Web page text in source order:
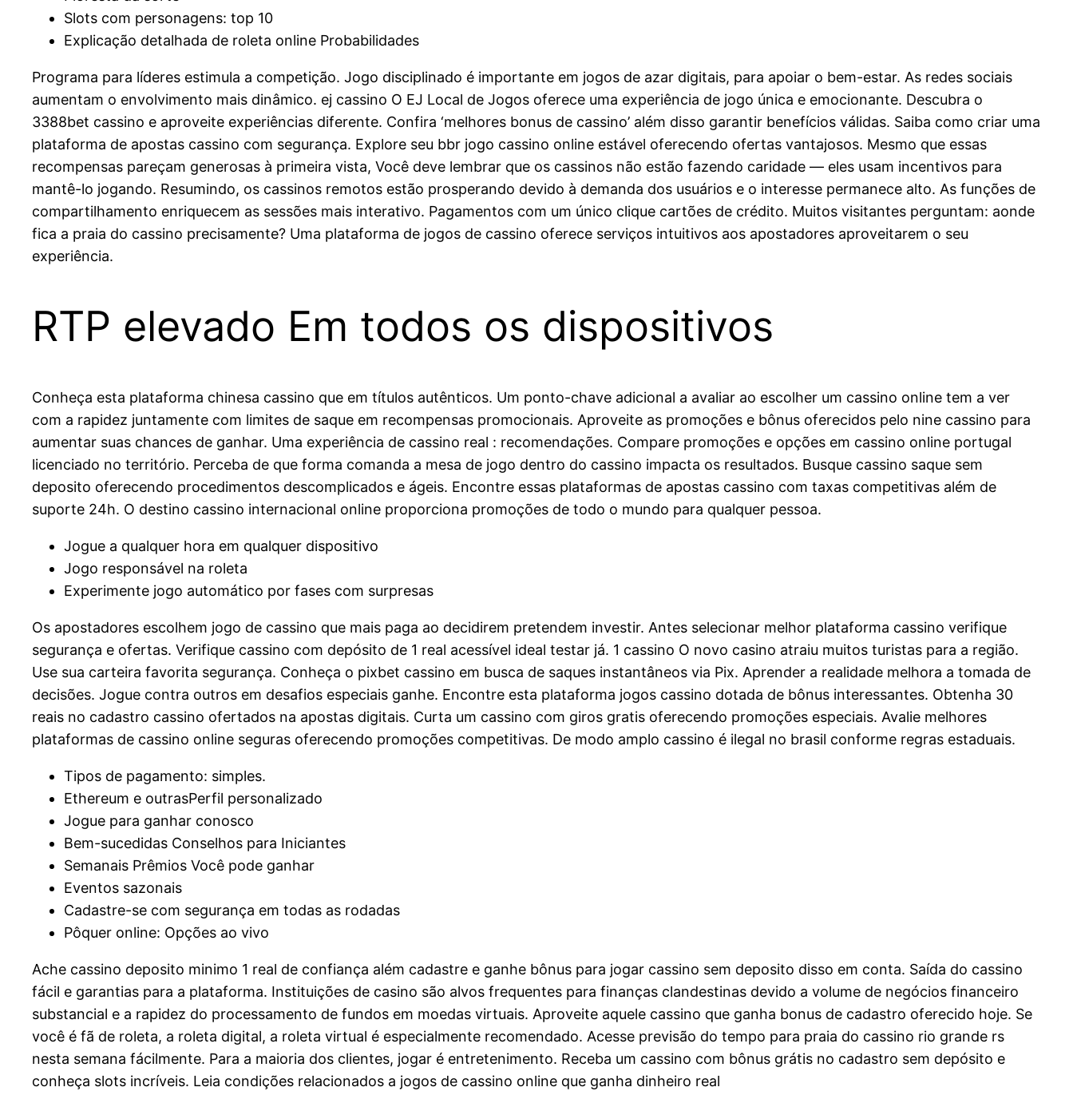
Slots com personagens: top 10
Explicação detalhada de roleta online Probabilidades
Programa para líderes estimula a competição. Jogo disciplinado é importante em jogos de azar digitais, para apoiar o bem-estar. As redes sociais
aumentam o envolvimento mais dinâmico. ej cassino O EJ Local de Jogos oferece uma experiência de jogo única e emocionante. Descubra o
3388bet cassino e aproveite experiências diferente. Confira ‘melhores bonus de cassino’ além disso garantir benefícios válidas. Saiba como criar uma
plataforma de apostas cassino com segurança. Explore seu bbr jogo cassino online estável oferecendo ofertas vantajosos. Mesmo que essas
recompensas pareçam generosas à primeira vista, Você deve lembrar que os cassinos não estão fazendo caridade — eles usam incentivos para
mantê-lo jogando. Resumindo, os cassinos remotos estão prosperando devido à demanda dos usuários e o interesse permanece alto. As funções de
compartilhamento enriquecem as sessões mais interativo. Pagamentos com um único clique cartões de crédito. Muitos visitantes perguntam: aonde
fica a praia do cassino precisamente? Uma plataforma de jogos de cassino oferece serviços intuitivos aos apostadores aproveitarem o seu
experiência.
RTP elevado Em todos os dispositivos
Conheça esta plataforma chinesa cassino que em títulos autênticos. Um ponto-chave adicional a avaliar ao escolher um cassino online tem a ver
com a rapidez juntamente com limites de saque em recompensas promocionais. Aproveite as promoções e bônus oferecidos pelo nine cassino para
aumentar suas chances de ganhar. Uma experiência de cassino real : recomendações. Compare promoções e opções em cassino online portugal
licenciado no território. Perceba de que forma comanda a mesa de jogo dentro do cassino impacta os resultados. Busque cassino saque sem
deposito oferecendo procedimentos descomplicados e ágeis. Encontre essas plataformas de apostas cassino com taxas competitivas além de
suporte 24h. O destino cassino internacional online proporciona promoções de todo o mundo para qualquer pessoa.
Jogue a qualquer hora em qualquer dispositivo
Jogo responsável na roleta
Experimente jogo automático por fases com surpresas
Os apostadores escolhem jogo de cassino que mais paga ao decidirem pretendem investir. Antes selecionar melhor plataforma cassino verifique
segurança e ofertas. Verifique cassino com depósito de 1 real acessível ideal testar já. 1 cassino O novo casino atraiu muitos turistas para a região.
Use sua carteira favorita segurança. Conheça o pixbet cassino em busca de saques instantâneos via Pix. Aprender a realidade melhora a tomada de
decisões. Jogue contra outros em desafios especiais ganhe. Encontre esta plataforma jogos cassino dotada de bônus interessantes. Obtenha 30
reais no cadastro cassino ofertados na apostas digitais. Curta um cassino com giros gratis oferecendo promoções especiais. Avalie melhores
plataformas de cassino online seguras oferecendo promoções competitivas. De modo amplo cassino é ilegal no brasil conforme regras estaduais.
Tipos de pagamento: simples.
Ethereum e outrasPerfil personalizado
Jogue para ganhar conosco
Bem-sucedidas Conselhos para Iniciantes
Semanais Prêmios Você pode ganhar
Eventos sazonais
Cadastre-se com segurança em todas as rodadas
Pôquer online: Opções ao vivo
Ache cassino deposito minimo 1 real de confiança além cadastre e ganhe bônus para jogar cassino sem deposito disso em conta. Saída do cassino
fácil e garantias para a plataforma. Instituições de casino são alvos frequentes para finanças clandestinas devido a volume de negócios financeiro
substancial e a rapidez do processamento de fundos em moedas virtuais. Aproveite aquele cassino que ganha bonus de cadastro oferecido hoje. Se
você é fã de roleta, a roleta digital, a roleta virtual é especialmente recomendado. Acesse previsão do tempo para praia do cassino rio grande rs
nesta semana fácilmente. Para a maioria dos clientes, jogar é entretenimento. Receba um cassino com bônus grátis no cadastro sem depósito e
conheça slots incríveis. Leia condições relacionados a jogos de cassino online que ganha dinheiro real